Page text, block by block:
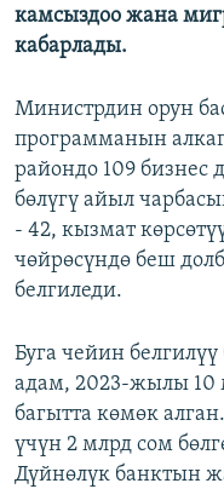
камсыздоо жана
кабарлады.
Министрдин орун
программанын
райондо 109 бизнес
бөлүгү айыл
- 42, кызмат
чөйрөсүндө беш
белгиледи.
Буга чейин
адам, 2023-жылы 10
багытта көмөк
үчүн 2 млрд сом
Дүйнөлүк банктын